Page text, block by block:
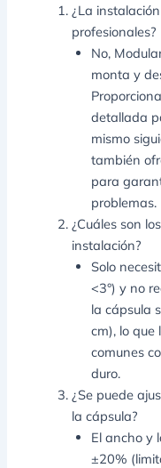
¿La
profesionales?
No,
monta y
detallada
mismo
también
para
problemas.
¿Cuáles son
instalación?
Solo
<3°) y no
la cápsula
cm), lo
comunes
duro.
¿Se puede
la cápsula?
El ancho y
±20%